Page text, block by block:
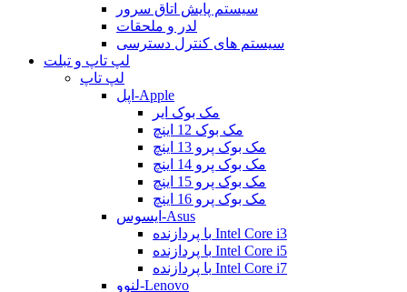
سیستم پایش اتاق سرور
لدر و ملحقات
سیستم های کنترل دسترسی
لپ تاپ و تبلت
لپ تاپ
اپل-Apple
مک بوک ایر
مک بوک 12 اینچ
مک بوک پرو 13 اینچ
مک بوک پرو 14 اینچ
مک بوک پرو 15 اینچ
مک بوک پرو 16 اینچ
ایسوس-Asus
با پردازنده Intel Core i3
با پردازنده Intel Core i5
با پردازنده Intel Core i7
لنوو-Lenovo